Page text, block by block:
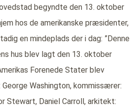
begyndte den 13. oktober
hos de amerikanske præsidenter,
en mindeplads der i dag: ”Denne
hus blev lagt den 13. oktober
Forenede Stater blev
Washington, kommissærer:
Stewart, Daniel Carroll, arkitekt: